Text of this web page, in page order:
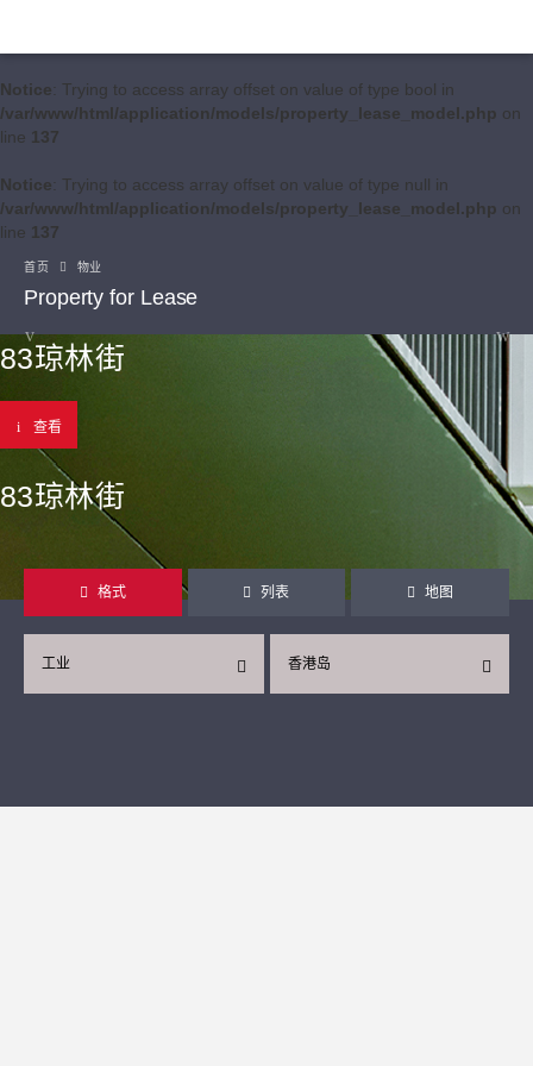
Notice: Trying to access array offset on value of type bool in
/var/www/html/application/models/property_lease_model.php on
line 137
Notice: Trying to access array offset on value of type null in
/var/www/html/application/models/property_lease_model.php on
line 137
首页 物业
Property for Lease
83琼林街
查看
83琼林街
格式 列表 地图
香港岛
工业